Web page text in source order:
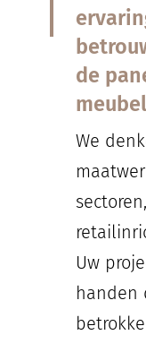
de
We
Uw
handen